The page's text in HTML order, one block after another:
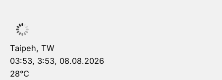
Taipeh, TW
03:53, 3:53, 08.08.2026
28°C